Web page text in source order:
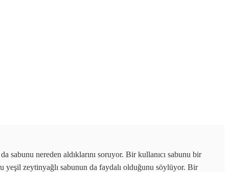
sabunu nereden aldıklarını soruyor. Bir kullanıcı sabunu bir
yeşil zeytinyağlı sabunun da faydalı olduğunu söylüyor. Bir